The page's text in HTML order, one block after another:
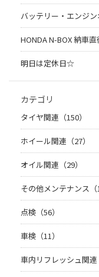
バッテリー・エンジ
HONDA N-BOX 納車直
明日は定休日☆
カテゴリ
タイヤ関連（150）
ホイール関連（27）
オイル関連（29）
その他メンテナンス（
点検（56）
車検（11）
車内リフレッシュ関連